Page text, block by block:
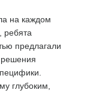
на каждом
ребята
предлагали
глубоким,